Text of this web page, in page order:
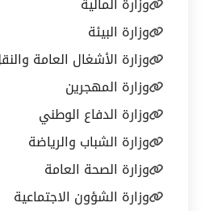
وزارة البيئة
وزارة الأشغال العامة والنقل
وزارة المهجرين
وزارة الدفاع الوطني
وزارة الشباب والرياضة
وزارة الصحة العامة
وزارة الشؤون الاجتماعية